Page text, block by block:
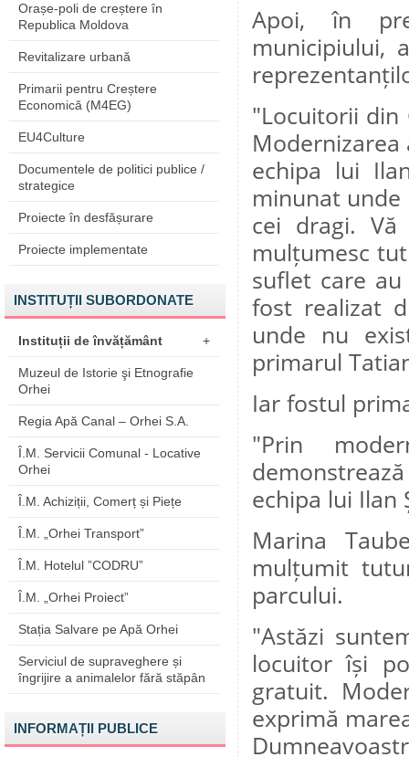
Orașe-poli de creștere în
Republica Moldova
Revitalizare urbană
Primarii pentru Creștere
Economică (M4EG)
EU4Culture
Documentele de politici publice /
strategice
Proiecte în desfășurare
Proiecte implementate
INSTITUȚII SUBORDONATE
Instituții de învățământ +
Muzeul de Istorie şi Etnografie
Orhei
Regia Apă Canal – Orhei S.A.
Î.M. Servicii Comunal - Locative
Orhei
Î.M. Achiziții, Comerț și Piețe
Î.M. „Orhei Transport”
Î.M. Hotelul ”CODRU”
Î.M. „Orhei Proiect”
Stația Salvare pe Apă Orhei
Serviciul de supraveghere și
îngrijire a animalelor fără stăpân
INFORMAȚII PUBLICE
Apoi, în
municipiului,
"Locuitorii din
echipa lui
minunat
cei dragi.
mulțumesc
suflet care
fost realizat
unde nu
primarul
Iar fostul
"Prin
echipa lui Ilan
Marina
mulțumit
parcului.
"Astăzi
locuitor își
gratuit.
exprimă